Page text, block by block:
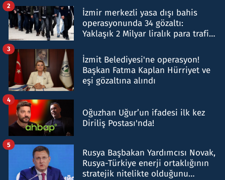
İzmir merkezli yasa dışı bahis
operasyonunda 34 gözaltı:
Yaklaşık 2 Milyar liralık para trafiği
2
İzmit Belediyesi'ne operasyon!
Başkan Fatma Kaplan Hürriyet ve
eşi gözaltına alındı
3
Oğuzhan Uğur’un ifadesi ilk kez
Diriliş Postası'nda!
4
Rusya Başbakan Yardımcısı Novak,
Rusya-Türkiye enerji ortaklığının
stratejik nitelikte olduğunu
5